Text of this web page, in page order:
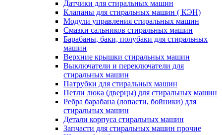
Датчики для стиральных машин
Клапаны для стиральных машин ( КЭН)
Модули управления стиральных машин
Смазки сальников стиральных машин
Барабаны, баки, полубаки для стиральных
машин
Верхние крышки стиральных машин
Выключатели и переключатели для
стиральных машин
Патрубки для стиральных машин
Петли люка (дверцы) для стиральных машин
Ребра барабана (лопасти, бойники) для
стиральных машин
Детали корпуса стиральных машин
Запчасти для стиральных машин прочие